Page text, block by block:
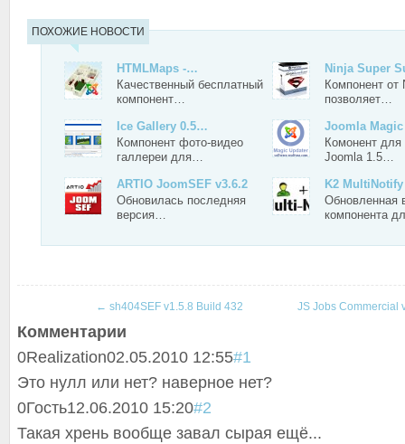
ПОХОЖИЕ НОВОСТИ
HTMLMaps -…
Качественный бесплатный
компонент…
Ninja Super
Компонент от
позволяет…
Ice Gallery 0.5…
Компонент фото-видео
галлереи для…
Joomla
Комонент для
Joomla 1.5…
ARTIO JoomSEF v3.6.2
Обновилась последняя
версия…
K2
Обновленная
компонента
← sh404SEF v1.5.8 Build 432 JS Jobs Commercial
Комментарии
0Realization02.05.2010 12:55#1
Это нулл или нет? наверное нет?
0Гость12.06.2010 15:20#2
Такая хрень вообще завал сырая ещё...